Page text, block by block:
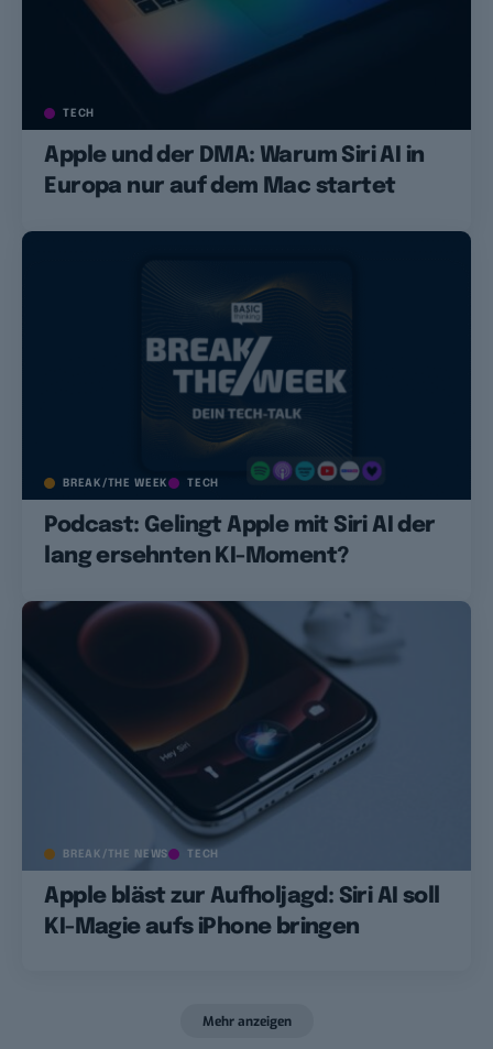
TECH
Apple und der DMA: Warum Siri AI in
Europa nur auf dem Mac startet
BREAK/THE WEEK TECH
Podcast: Gelingt Apple mit Siri AI der
lang ersehnten KI-Moment?
BREAK/THE NEWS TECH
Apple bläst zur Aufholjagd: Siri AI soll
KI-Magie aufs iPhone bringen
Mehr anzeigen